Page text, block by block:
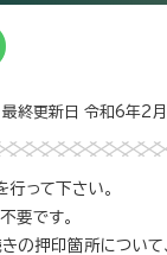
終更新日 令和6年2月
って下さい。
要です。
の押印箇所について